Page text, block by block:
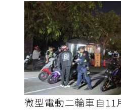
微型電動二輪車自11